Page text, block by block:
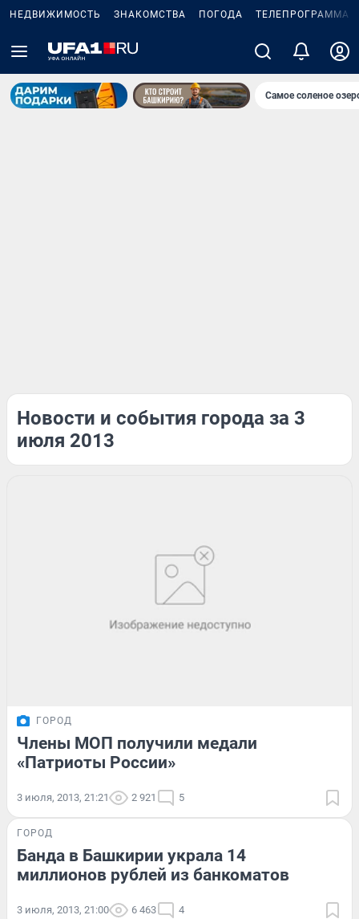
НЕДВИЖИМОСТЬ ЗНАКОМСТВА ПОГОДА ТЕЛЕПРОГРАММА
Самое соленое
Новости и события города за 3
июля 2013
ГОРОД
Члены МОП получили медали
«Патриоты России»
3 июля, 2013, 21:21 2 921 5
ГОРОД
Банда в Башкирии украла 14
миллионов рублей из банкоматов
3 июля, 2013, 21:00 6 463 4